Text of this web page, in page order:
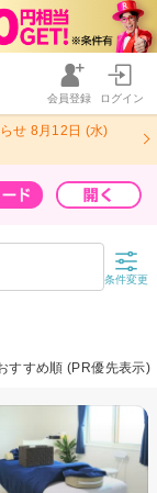
会員登録 ログイン
せ 8月12日 (水)
条件変更
すすめ順 (PR優先表示)